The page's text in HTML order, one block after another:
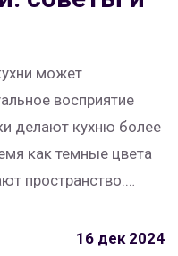
может
восприятие
делают кухню более
как темные цвета
пространство.
освещение помогут
интерьере.
16 дек 2024